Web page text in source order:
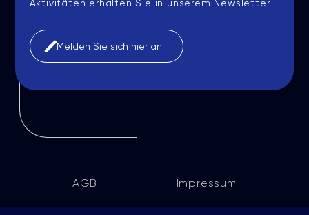
Aktivitäten erhalten Sie in unserem Newsletter.
Melden Sie sich hier an
AGB Impressum